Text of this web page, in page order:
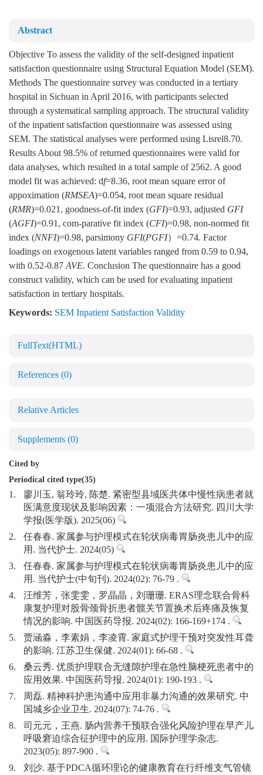
Abstract
Objective To assess the validity of the self-designed inpatient
satisfaction questionnaire using Structural Equation Model (SEM).
Methods The questionnaire survey was conducted in a tertiary
hospital in Sichuan in April 2016, with participants selected
through a systematical sampling approach. The structural validity
of the inpatient satisfaction questionnaire was assessed using
SEM. The statistical analyses were performed using Lisrel8.70.
Results About 98.5% of returned questionnaires were valid for
data analyses, which resulted in a total sample of 2562. A good
model fit was achieved: df=8.36, root mean square error of
appoximation (RMSEA)=0.054, root mean square residual
(RMR)=0.021, goodness-of-fit index (GFI)=0.93, adjusted GFI
(AGFI)=0.91, com-parative fit index (CFI)=0.98, non-normed fit
index (NNFI)=0.98, parsimony GFI(PGFI）=0.74. Factor
loadings on exogenous latent variables ranged from 0.59 to 0.94,
with 0.52-0.87AVE. Conclusion The questionnaire has a good
construct validity, which can be used for evaluating inpatient
satisfaction in tertiary hospitals.
Keywords: SEM Inpatient Satisfaction Validity
FullText(HTML)
References (0)
Relative Articles
Supplements (0)
Cited by
Periodical cited type(35)
1.
廖川玉, 翁玲玲, 陈楚. 紧密型县域医共体中慢性病患者就
医满意度现状及影响因素：一项混合方法研究. 四川大学
学报(医学版). 2025(06)
2.
任春春. 家属参与护理模式在轮状病毒胃肠炎患儿中的应
用. 当代护士. 2024(05)
3.
任春春. 家属参与护理模式在轮状病毒胃肠炎患儿中的应
用. 当代护士(中旬刊). 2024(02): 76-79 .
4.
汪维芳，张雯雯，罗晶晶，刘珊珊. ERAS理念联合骨科
康复护理对股骨颈骨折患者髋关节置换术后疼痛及恢复
情况的影响. 中国医药导报. 2024(02): 166-169+174 .
5.
贾涵淼，李素娟，李凌霄. 家庭式护理干预对突发性耳聋
的影响. 江苏卫生保健. 2024(01): 66-68 .
6.
桑云秀. 优质护理联合无缝隙护理在急性脑梗死患者中的
应用效果. 中国医药导报. 2024(01): 190-193 .
7.
周磊. 精神科护患沟通中应用非暴力沟通的效果研究. 中
国城乡企业卫生. 2024(07): 74-76 .
8.
司元元，王燕. 肠内营养干预联合强化风险护理在早产儿
呼吸窘迫综合征护理中的应用. 国际护理学杂志.
2023(05): 897-900 .
9.
刘沙. 基于PDCA循环理论的健康教育在行纤维支气管镜